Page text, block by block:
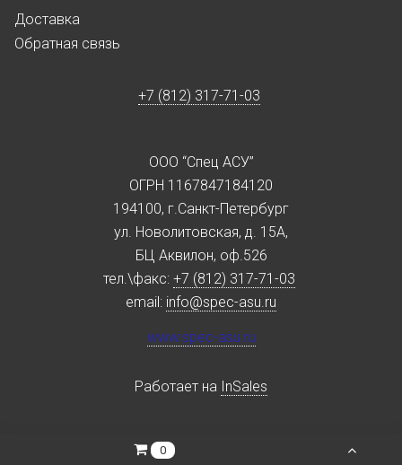
Доставка
Обратная связь
+7 (812) 317-71-03
ООО “Спец АСУ”
ОГРН 1167847184120
194100, г.Санкт-Петербург
ул. Новолитовская, д. 15А,
БЦ Аквилон, оф.526
тел.\факс: +7 (812) 317-71-03
email: info@spec-asu.ru
www.spec-asu.ru
Работает на InSales
0